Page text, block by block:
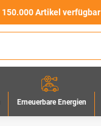
150.000 Artikel verfügbar
Erneuerbare Energien